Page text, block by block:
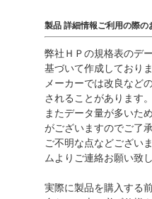
製品 詳細情報ご利用の際の
弊社ＨＰの規格表のデ
基づいて作成しておりま
メーカーでは改良など
されることがあります。
またデータ量が多いた
がございますのでご了
ご不明な点などござい
ムよりご連絡お願い致し
実際に製品を購入する